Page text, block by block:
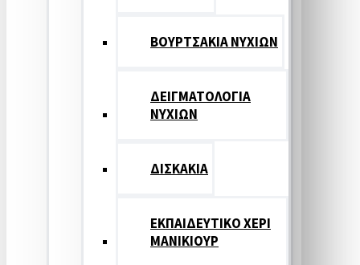
ΒΟΥΡΤΣΑΚΙΑ ΝΥΧΙΩΝ
ΔΕΙΓΜΑΤΟΛΟΓΙΑ
ΝΥΧΙΩΝ
ΔΙΣΚΑΚΙΑ
ΕΚΠΑΙΔΕΥΤΙΚΟ ΧΕΡΙ
ΜΑΝΙΚΙΟΥΡ